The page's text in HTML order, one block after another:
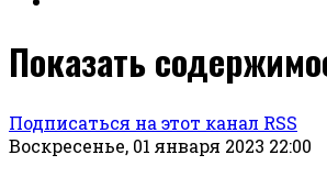
Показать
Подписаться на этот канал RSS
Воскресенье, 01 января 2023 22:00